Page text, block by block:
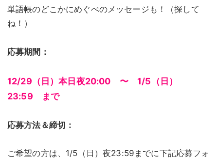
単語帳のどこかにめぐぺのメッセージも！（探して
ね！）
応募期間：
12/29（日）本日夜20:00 〜 1/5（日）
23:59 まで
応募方法＆締切：
ご希望の方は、1/5（日）夜23:59までに下記応募フォ